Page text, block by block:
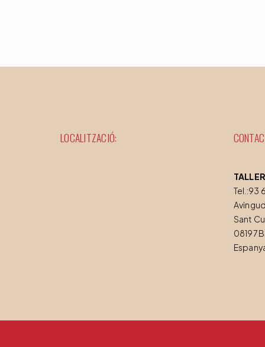
LOCALITZACIÓ:
Tel.:93
Sant
08197